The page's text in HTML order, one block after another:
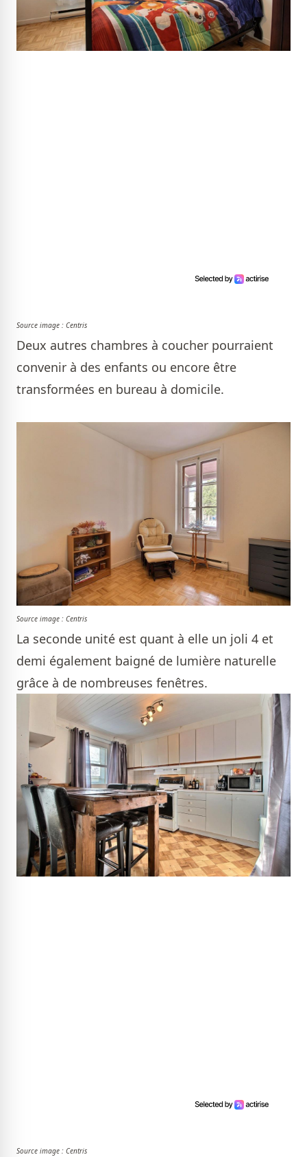
Source image : Centris
Deux autres chambres à coucher pourraient
convenir à des enfants ou encore être
transformées en bureau à domicile.
Source image : Centris
La seconde unité est quant à elle un joli 4 et
demi également baigné de lumière naturelle
grâce à de nombreuses fenêtres.
Source image : Centris